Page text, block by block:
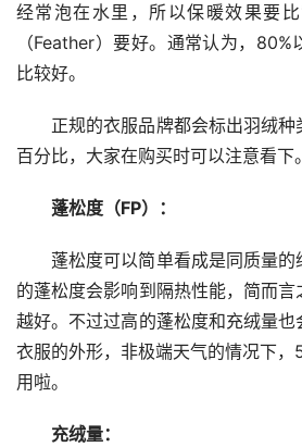
经常泡在水里，所以保暖效果要
（Feather）要好。通常认为，
比较好。
正规的衣服品牌都会标出羽绒
百分比，大家在购买时可以注意看下。
蓬松度（FP）：
蓬松度可以简单看成是同质量
的蓬松度会影响到隔热性能，简而
越好。不过过高的蓬松度和充绒量也
衣服的外形，非极端天气的情况下
用啦。
充绒量：